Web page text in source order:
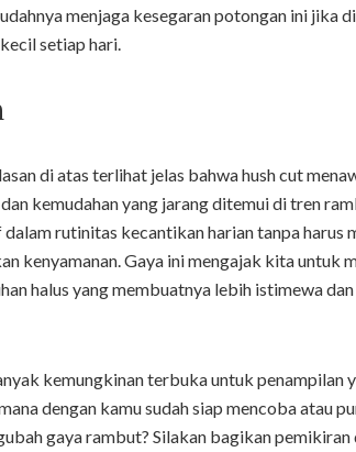
menjaga kesegaran potongan ini jika
setiap hari.
di atas terlihat jelas bahwa hush cut
kemudahan yang jarang ditemui di tren
rutinitas kecantikan harian tanpa harus
kenyamanan. Gaya ini mengajak kita untuk
halus yang membuatnya lebih istimewa
kemungkinan terbuka untuk penampilan
dengan kamu sudah siap mencoba atau
gaya rambut? Silakan bagikan pemikiran